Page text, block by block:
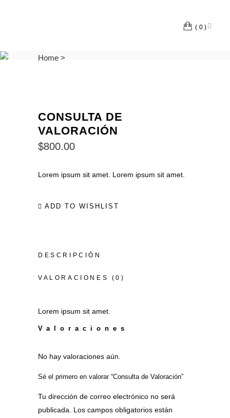
0
Home >
CONSULTA DE
VALORACIÓN
$800.00
Lorem ipsum sit amet. Lorem ipsum sit amet.
ADD TO WISHLIST
DESCRIPCIÓN
VALORACIONES (0)
Lorem ipsum sit amet.
Valoraciones
No hay valoraciones aún.
Sé el primero en valorar “Consulta de Valoración”
Tu dirección de correo electrónico no será
publicada.
Los campos obligatorios están